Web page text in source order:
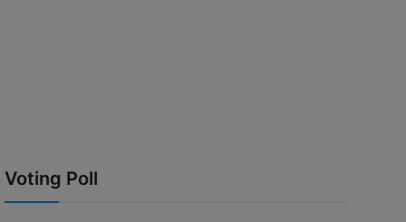
Voting Poll